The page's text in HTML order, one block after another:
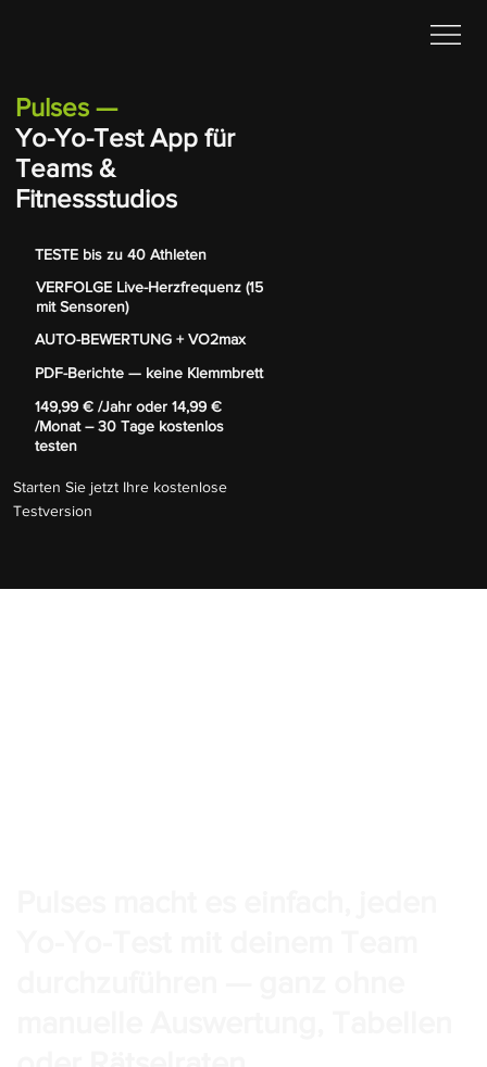
Pulses —
Yo-Yo-Test App für
Teams &
Fitnessstudios
TESTE bis zu 40 Athleten
VERFOLGE Live-Herzfrequenz (15
mit Sensoren)
AUTO-BEWERTUNG + VO2max
PDF-Berichte — keine Klemmbrett
149,99 € /Jahr oder 14,99 €
/Monat – 30 Tage kostenlos
testen
Starten Sie jetzt Ihre kostenlose
Testversion